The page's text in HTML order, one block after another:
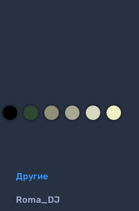
Другие
Roma_DJ